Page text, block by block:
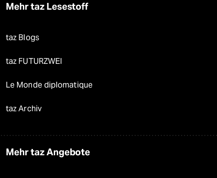
Mehr taz Lesestoff
taz Blogs
taz FUTURZWEI
Le Monde diplomatique
taz Archiv
Mehr taz Angebote